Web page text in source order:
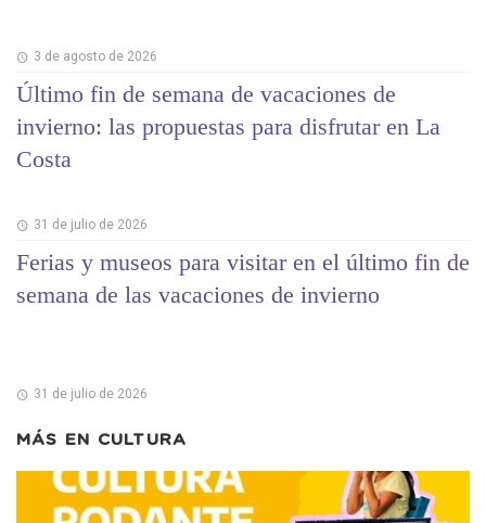
3 de agosto de 2026
Último fin de semana de vacaciones de
invierno: las propuestas para disfrutar en La
Costa
31 de julio de 2026
Ferias y museos para visitar en el último fin de
semana de las vacaciones de invierno
31 de julio de 2026
MÁS EN CULTURA